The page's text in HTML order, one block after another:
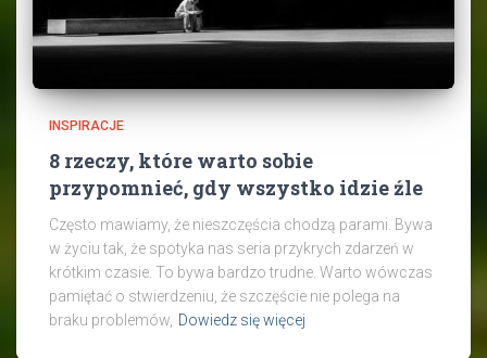
INSPIRACJE
8 rzeczy, które warto sobie
przypomnieć, gdy wszystko idzie źle
Często mawiamy, że nieszczęścia chodzą parami. Bywa
w życiu tak, że spotyka nas seria przykrych zdarzeń w
krótkim czasie. To bywa bardzo trudne. Warto wówczas
pamiętać o stwierdzeniu, że szczęście nie polega na
braku problemów, Dowiedz się więcej